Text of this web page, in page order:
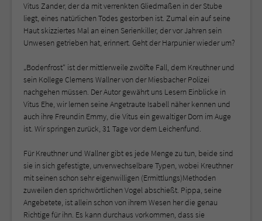
Vitus Zander, der da mit verrenkten Gliedmaßen in der Stube
liegt, eines natürlichen Todes gestorben ist. Zumal ein auf seine
Haut skizziertes Mal an einen Serienkiller, der vor Jahren sein
Unwesen getrieben hat, erinnert. Geht der Harpunier wieder um?
„Bodenfrost“ ist der mittlerweile zwölfte Fall, dem Kreuthner und
sein Kollege Clemens Wallner von der Miesbacher Polizei
nachgehen müssen. Der Autor gewährt uns Lesern Einblicke in
Vitus Ehe, wir lernen seine Angetraute Isabell näher kennen und
auch ihre Freundin Emmy, die Vitus ein gewaltiger Dorn im Auge
ist. Wir springen zurück, 31 Tage vor dem Leichenfund.
Für Kreuthner und Wallner gibt es jede Menge zu tun, beide sind
sie in sich gefestigte, unverwechselbare Typen, wobei Kreuthner
mit seinen schon sehr eigenwilligen (Ermittlungs)Methoden
zuweilen den sprichwörtlichen Vogel abschießt. Pippa, seine
Angebetete, ist allein schon von ihrem Wesen her die genau
Richtige für ihn. Es kann durchaus vorkommen, dass sie